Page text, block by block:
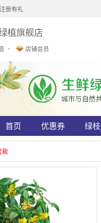
注册有礼
植旗舰店
店铺会员
首页 优惠券 绿
栽